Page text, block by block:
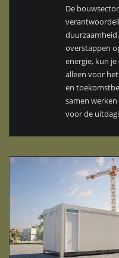
De
overstappen
energie, kun
alleen voor
en
samen
voor de